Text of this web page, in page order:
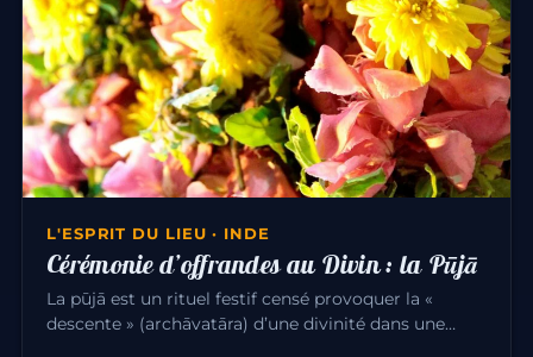
L'ESPRIT DU LIEU · INDE
Cérémonie d’offrandes au Divin : la Pūjā
La pūjā est un rituel festif censé provoquer la «
descente » (archāvatāra) d’une divinité dans une